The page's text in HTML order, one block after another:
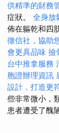
供精準的財務
症狀。 全身放
佈在軀乾和四
徵信社，協助
會更具品味 撿
台中推拿服務
胞證辦理資訊
設計，打造更
些非常微小，
患者遭受了醜